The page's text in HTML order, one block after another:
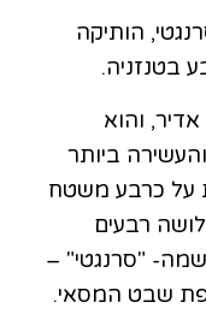
הותיקה
בטנזניה.
והוא
ביותר
על כרבע משטח
שלושה רבעים
"סרנגטי" –
שבט המסאי.